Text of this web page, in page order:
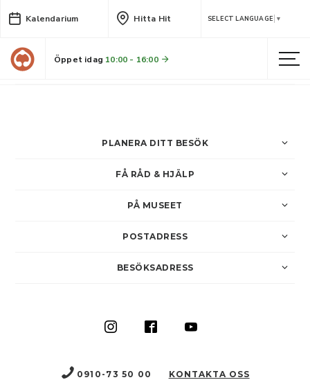
Kalendarium Hitta Hit SELECT LANGUAGE ▼
Öppet idag 10:00 - 16:00
Forskarrum - Cafékväll
PLANERA DITT BESÖK
FÅ RÅD & HJÄLP
PÅ MUSEET
POSTADRESS
BESÖKSADRESS
0910-73 50 00 KONTAKTA OSS